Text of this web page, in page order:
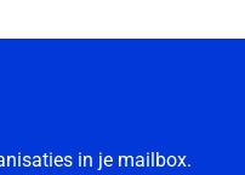
in je mailbox.